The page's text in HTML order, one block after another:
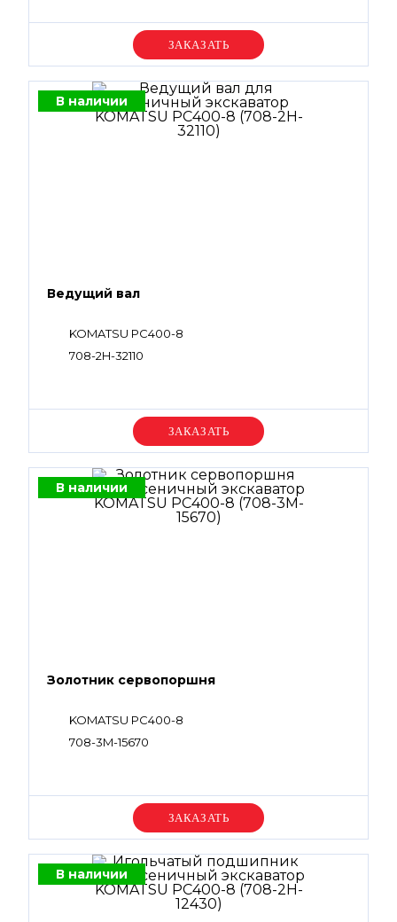
Уточняйте цену
В наличии
Ведущий вал
KOMATSU PC400-8
708-2H-32110
Уточняйте цену
В наличии
Золотник сервопоршня
KOMATSU PC400-8
708-3M-15670
Уточняйте цену
В наличии